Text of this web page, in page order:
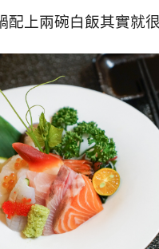
配上兩碗白飯其實就